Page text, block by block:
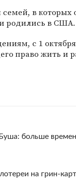
в
родились в США.
с 1
право жить и
больше
на грин-